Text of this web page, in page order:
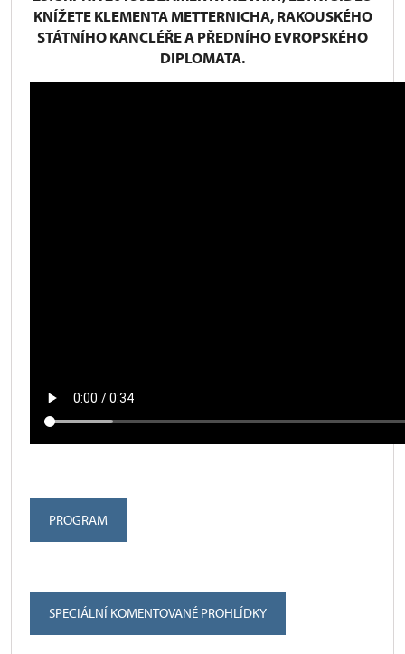
KNÍŽETE KLEMENTA METTERNICHA, RAKOUSKÉHO
STÁTNÍHO KANCLÉŘE A PŘEDNÍHO EVROPSKÉHO
DIPLOMATA.
PROGRAM
SPECIÁLNÍ KOMENTOVANÉ PROHLÍDKY